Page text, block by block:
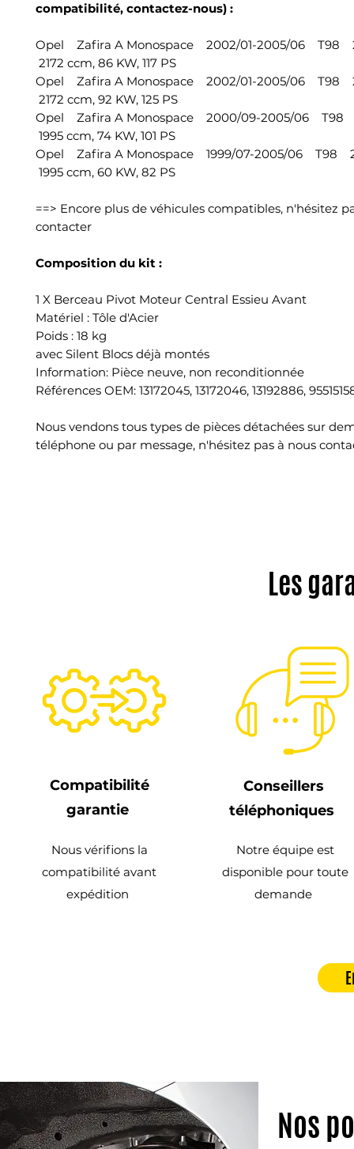
compatibilité, contactez-nous) :
Opel Zafira A Monospace 2002/01-2005/06 T98
2172 ccm, 86 KW, 117 PS
Opel Zafira A Monospace 2002/01-2005/06 T98
2172 ccm, 92 KW, 125 PS
Opel Zafira A Monospace 2000/09-2005/06 T98
1995 ccm, 74 KW, 101 PS
Opel Zafira A Monospace 1999/07-2005/06 T98
1995 ccm, 60 KW, 82 PS
==> Encore plus de véhicules compatibles, n'hésitez
contacter
Composition du kit :
1 X Berceau Pivot Moteur Central Essieu Avant
Matériel : Tôle d'Acier
Poids : 18 kg
avec Silent Blocs déjà montés
Information: Pièce neuve, non reconditionnée
Références OEM: 13172045, 13172046, 13192886,
Nous vendons tous types de pièces détachées sur
téléphone ou par message, n'hésitez pas à nous
Les
Compatibilité
garantie
Nous vérifions la
compatibilité avant
expédition
Conseillers
téléphoniques
Notre équipe est
disponible pour toute
demande
Nos